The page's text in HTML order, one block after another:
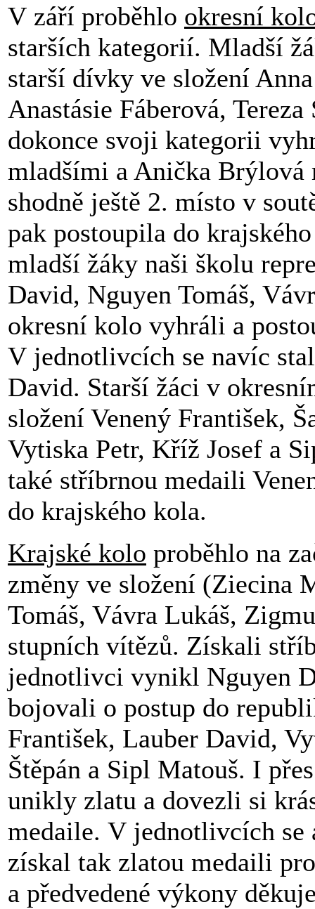
V září proběhlo okresní
starších kategorií. Mladší
starší dívky ve složení
Anastásie Fáberová,
dokonce svoji kategorii
mladšími a Anička
shodně ještě 2. místo v
pak postoupila do
mladší žáky naši školu
David, Nguyen Tomáš,
okresní kolo vyhráli a
V jednotlivcích se navíc
David. Starší žáci v
složení Venený František,
Vytiska Petr, Kříž Josef a
také stříbrnou medaili
do krajského kola.
Krajské kolo proběhlo na
změny ve složení (Ziecina
Tomáš, Vávra Lukáš,
stupních vítězů. Získali
jednotlivci vynikl Nguyen
bojovali o postup do
František, Lauber David,
Štěpán a Sipl Matouš. I
unikly zlatu a dovezli si
medaile. V jednotlivcích se
získal tak zlatou medaili
a předvedené výkony